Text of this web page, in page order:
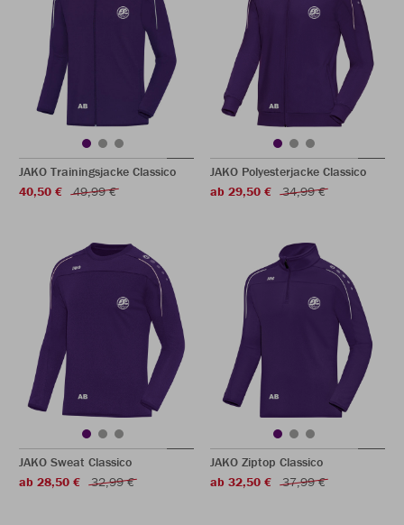
JAKO Trainingsjacke Classico
40,50 €
49,99 €
JAKO Polyesterjacke Classico
ab 29,50 €
34,99 €
JAKO Sweat Classico
ab 28,50 €
32,99 €
JAKO Ziptop Classico
ab 32,50 €
37,99 €